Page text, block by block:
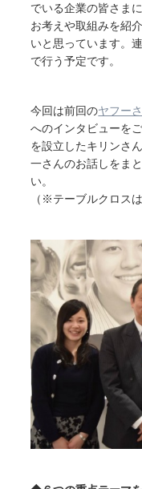
でいる企業の皆さま
お考えや取組みを紹
いと思っています。
で行う予定です。
今回は前回のヤフー
へのインタビューを
を設立したキリンさ
一さんのお話しをま
い。
（※テーブルクロスは